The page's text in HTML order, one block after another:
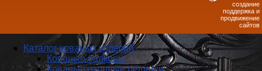
создание
поддержка и
продвижение
сайтов
Каталог кованых изделий
Кованые балконы